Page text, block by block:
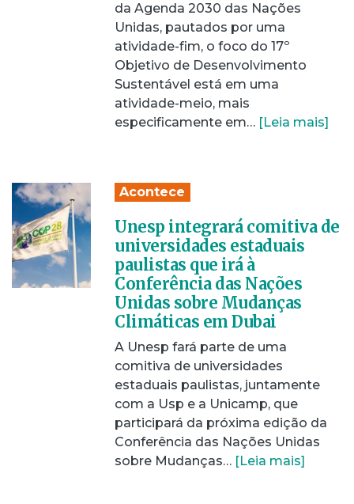
da Agenda 2030 das Nações
Unidas, pautados por uma
atividade-fim, o foco do 17º
Objetivo de Desenvolvimento
Sustentável está em uma
atividade-meio, mais
especificamente em… [Leia mais]
Acontece
Unesp integrará comitiva de
universidades estaduais
paulistas que irá à
Conferência das Nações
Unidas sobre Mudanças
Climáticas em Dubai
A Unesp fará parte de uma
comitiva de universidades
estaduais paulistas, juntamente
com a Usp e a Unicamp, que
participará da próxima edição da
Conferência das Nações Unidas
sobre Mudanças… [Leia mais]